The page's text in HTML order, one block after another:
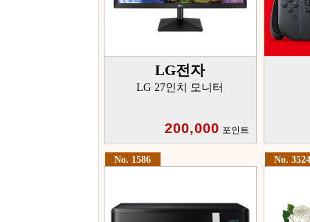
LG전자
LG 27인치 모니터
200,000 포인트
No. 1586 No. 3524